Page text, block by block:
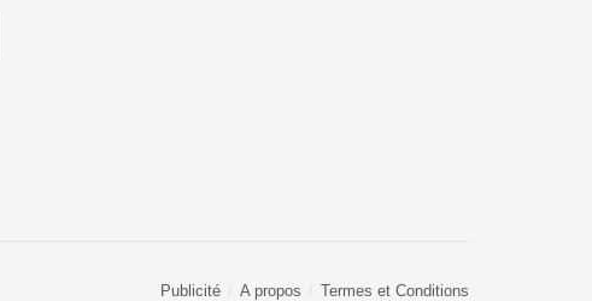
Publicité A propos Termes et Conditions